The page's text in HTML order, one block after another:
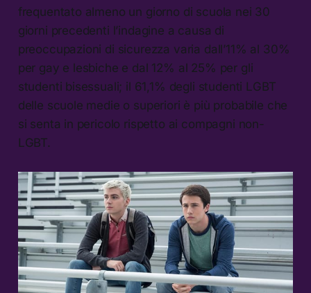
frequentato almeno un giorno di scuola nei 30
giorni precedenti l’indagine a causa di
preoccupazioni di sicurezza varia dall’11% al 30%
per gay e lesbiche e dal 12% al 25% per gli
studenti bisessuali; il 61,1% degli studenti LGBT
delle scuole medie o superiori è più probabile che
si senta in pericolo rispetto ai compagni non-
LGBT.